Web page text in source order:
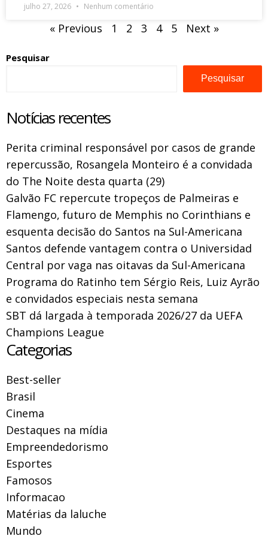
julho 27, 2026 Nenhum comentário
« Previous 1 2 3 4 5 Next »
Pesquisar
Pesquisar
Notícias recentes
Perita criminal responsável por casos de grande
repercussão, Rosangela Monteiro é a convidada
do The Noite desta quarta (29)
Galvão FC repercute tropeços de Palmeiras e
Flamengo, futuro de Memphis no Corinthians e
esquenta decisão do Santos na Sul-Americana
Santos defende vantagem contra o Universidad
Central por vaga nas oitavas da Sul-Americana
Programa do Ratinho tem Sérgio Reis, Luiz Ayrão
e convidados especiais nesta semana
SBT dá largada à temporada 2026/27 da UEFA
Champions League
Categorias
Best-seller
Brasil
Cinema
Destaques na mídia
Empreendedorismo
Esportes
Famosos
Informacao
Matérias da laluche
Mundo